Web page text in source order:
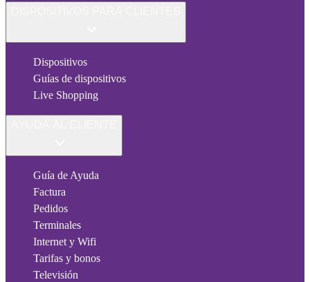
Dispositivos
Guías de dispositivos
Live Shopping
Guía de Ayuda
Factura
Pedidos
Terminales
Internet y Wifi
Tarifas y bonos
Televisión